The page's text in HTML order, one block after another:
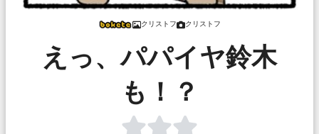
クリストフ クリストフ
えっ、パパイヤ鈴木
も！？